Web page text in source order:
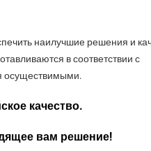
наилучшие решения и
в соответствии с
осуществимыми.
качество.
вам решение!